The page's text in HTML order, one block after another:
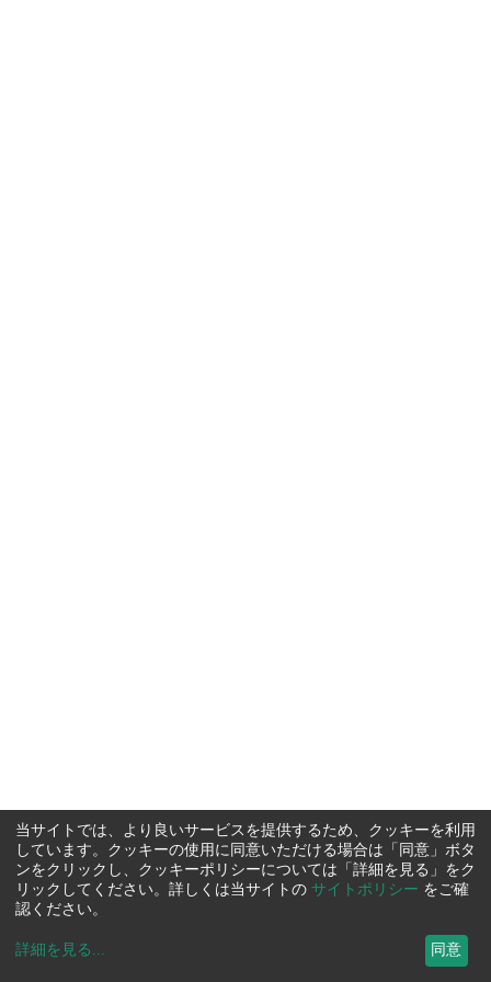
当サイトでは、より良いサービスを提供するため、クッキーを利用
しています。クッキーの使用に同意いただける場合は「同意」ボタ
ンをクリックし、クッキーポリシーについては「詳細を見る」をク
リックしてください。詳しくは当サイトの サイトポリシー をご確
認ください。
詳細を見る ... 同意